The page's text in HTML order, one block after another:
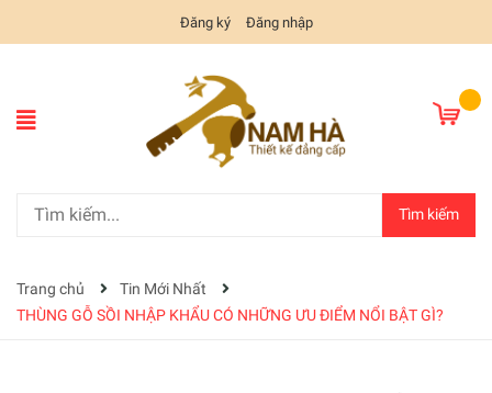
Đăng ký Đăng nhập
Tìm kiếm
Trang chủ
Tin Mới Nhất
THÙNG GỖ SỒI NHẬP KHẨU CÓ NHỮNG ƯU ĐIỂM NỔI BẬT GÌ?